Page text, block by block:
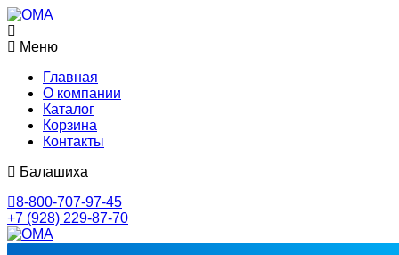
Меню
Главная
О компании
Каталог
Корзина
Контакты
Балашиха
8-800-707-97-45
+7 (928) 229-87-70